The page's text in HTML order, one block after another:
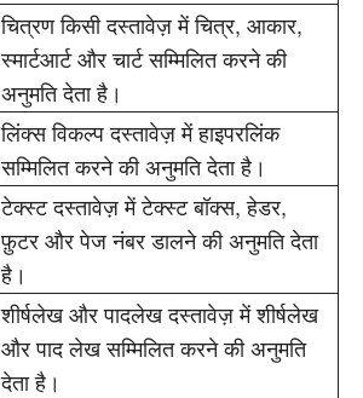
चित्रण किसी दस्तावेज़ में चित्र, आकार,
स्मार्टआर्ट और चार्ट सम्मिलित करने की
अनुमति देता है।
लिंक्स विकल्प दस्तावेज़ में हाइपरलिंक
सम्मिलित करने की अनुमति देता है।
टेक्स्ट दस्तावेज़ में टेक्स्ट बॉक्स, हेडर,
फ़ुटर और पेज नंबर डालने की अनुमति देता
है।
शीर्षलेख और पादलेख दस्तावेज़ में शीर्षलेख
और पाद लेख सम्मिलित करने की अनुमति
देता है।